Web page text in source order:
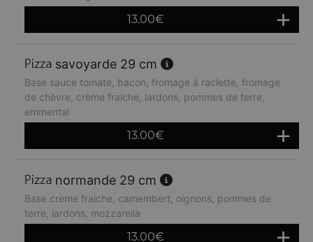
13.00€
savoyarde 29 cm
Base sauce tomate, bacon, fromage à raclette, fromage
de chèvre, crème fraiche, lardons, pommes de terre,
emmental
13.00€
normande 29 cm
Base crème fraiche, camembert, oignons, pommes de
terre, lardons, mozzarella
13.00€